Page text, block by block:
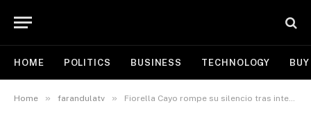
HOME POLITICS BUSINESS TECHNOLOGY
Home » farandulatv » Fiorella Cayo rompe su silencio tras intervención policial: “Manipulan información”